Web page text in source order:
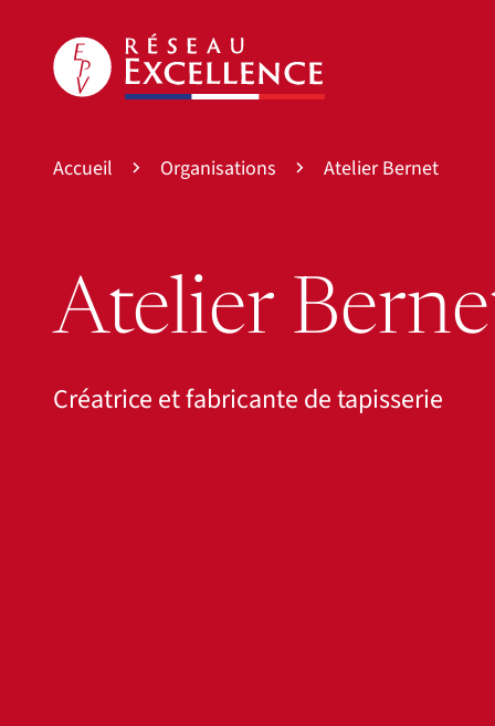
Accueil Organisations Atelier Bernet
Atelier
Créatrice et fabricante de tapisserie